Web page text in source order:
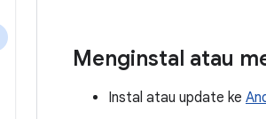
Menginstal atau
Instal atau update ke